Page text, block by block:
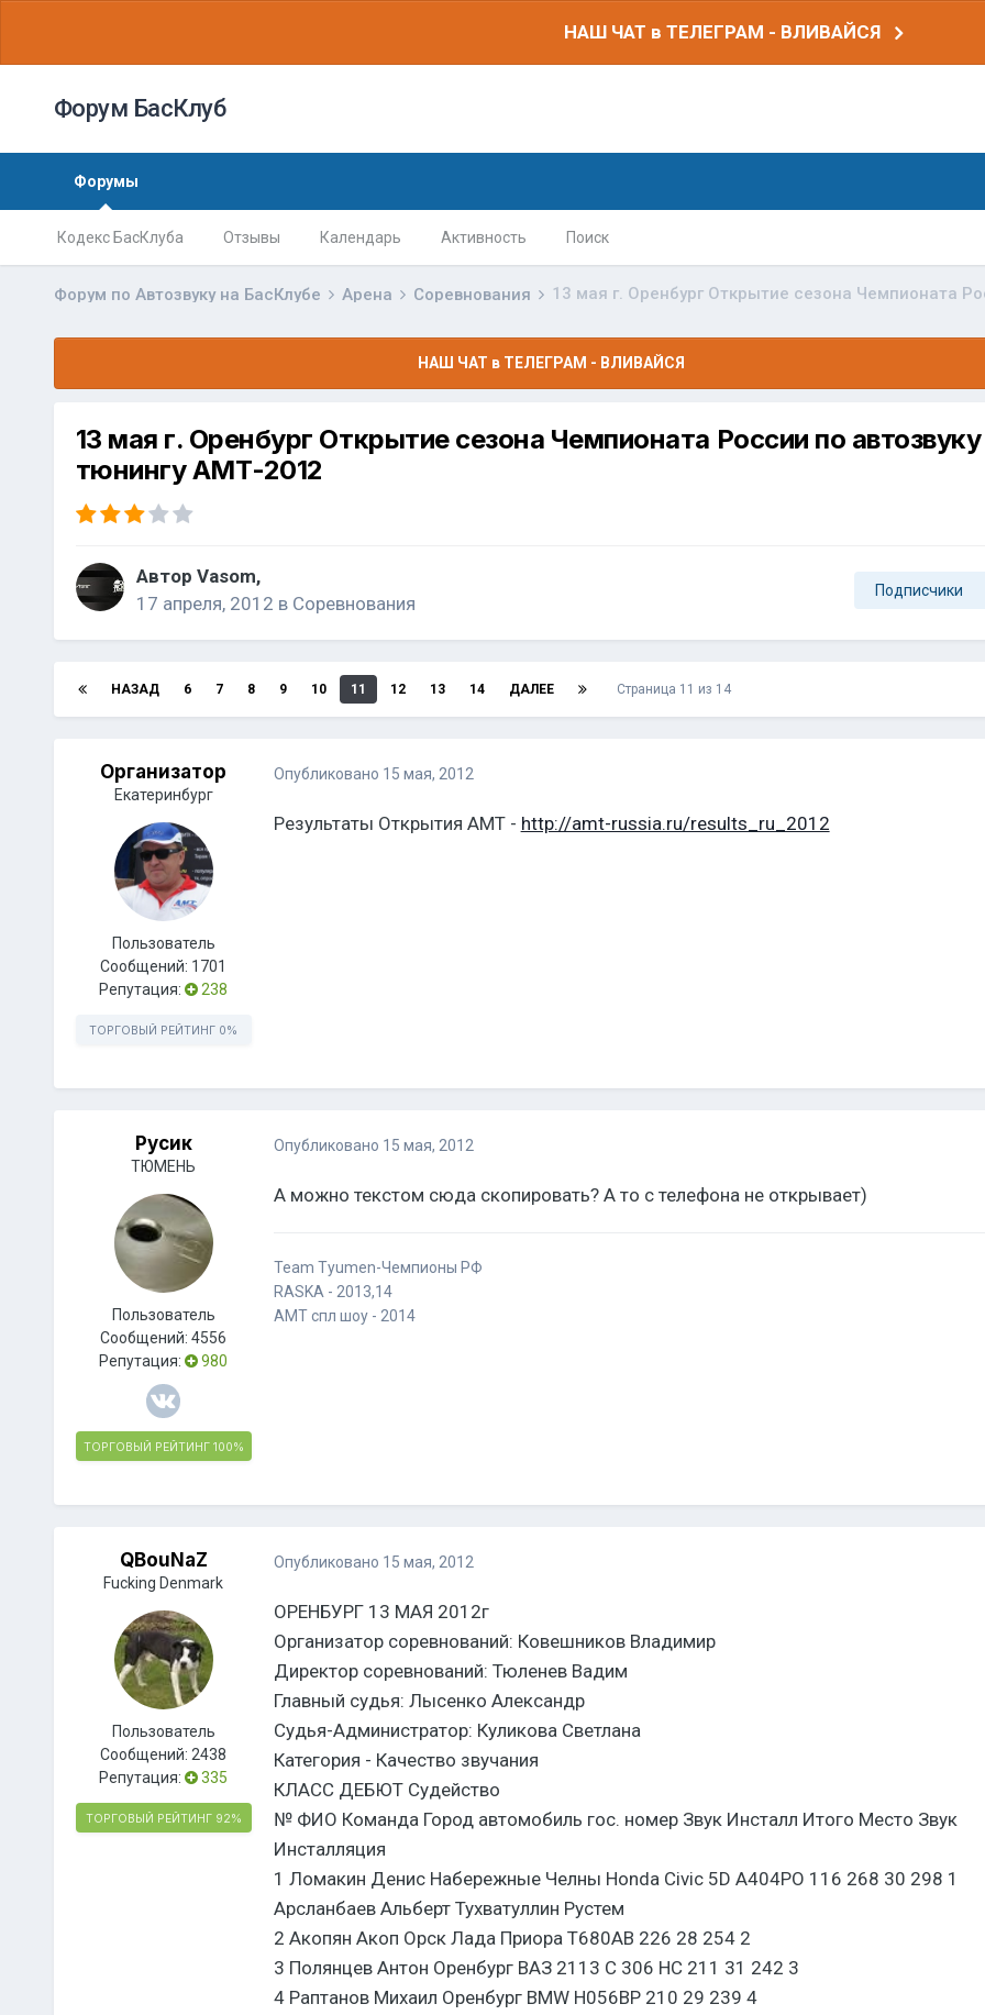
НАШ ЧАТ в ТЕЛЕГРАМ - ВЛИВАЙСЯ
Форум БасКлуб
Форумы
Кодекс БасКлуба Отзывы Календарь Активность Поиск
Форум по Автозвуку на БасКлубе Арена Соревнования
НАШ ЧАТ в ТЕЛЕГРАМ - ВЛИВАЙСЯ
13 мая г. Оренбург Открытие сезона Чемпионата России по автозвуку
тюнингу АМТ-2012
Автор Vasom,
17 апреля, 2012 в Соревнования
Подписчики
НАЗАД 6 7 8 9 10 11 12 13 14 ДАЛЕЕ Страница 11 из 14
Организатор
Eкатеринбург
Пользователь
Сообщений: 1701
Репутация:
238
ТОРГОВЫЙ РЕЙТИНГ 0%
Опубликовано 15 мая, 2012
Результаты Открытия АМТ - http://amt-russia.ru/results_ru_2012
Русик
ТЮМЕНЬ
Пользователь
Сообщений:4556
Репутация:
980
ТОРГОВЫЙ РЕЙТИНГ 100%
Опубликовано 15 мая, 2012
А можно текстом сюда скопировать? А то с телефона не открывает)
Team Tyumen-Чемпионы РФ
RASKA - 2013,14
AMT спл шоу - 2014
QBouNaZ
Fucking Denmark
Пользователь
Сообщений:2438
Репутация:
335
ТОРГОВЫЙ РЕЙТИНГ 92%
Опубликовано 15 мая, 2012
ОРЕНБУРГ 13 МАЯ 2012г
Организатор соревнований: Ковешников Владимир
Директор соревнований: Тюленев Вадим
Главный судья: Лысенко Александр
Судья-Администратор: Куликова Светлана
Категория - Качество звучания
КЛАСС ДЕБЮТ Судейство
№ ФИО Команда Город автомобиль гос. номер Звук Инсталл Итого Место Звук
Инсталляция
1 Ломакин Денис Набережные Челны Honda Civic 5D А404РО 116 268 30 298 1
Арсланбаев Альберт Тухватуллин Рустем
2 Акопян Акоп Орск Лада Приора Т680АВ 226 28 254 2
3 Полянцев Антон Оренбург ВАЗ 2113 С 306 НС 211 31 242 3
4 Раптанов Михаил Оренбург BMW Н056ВР 210 29 239 4